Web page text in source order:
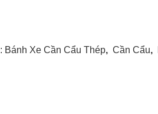
Bánh Xe Cần Cẩu Thép, Cần Cẩu,